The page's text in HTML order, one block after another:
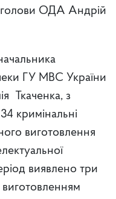
голови ОДА Андрій
ГУ МВС України
Ткаченка, з
кримінальні
виготовлення
виявлено три
виготовленням